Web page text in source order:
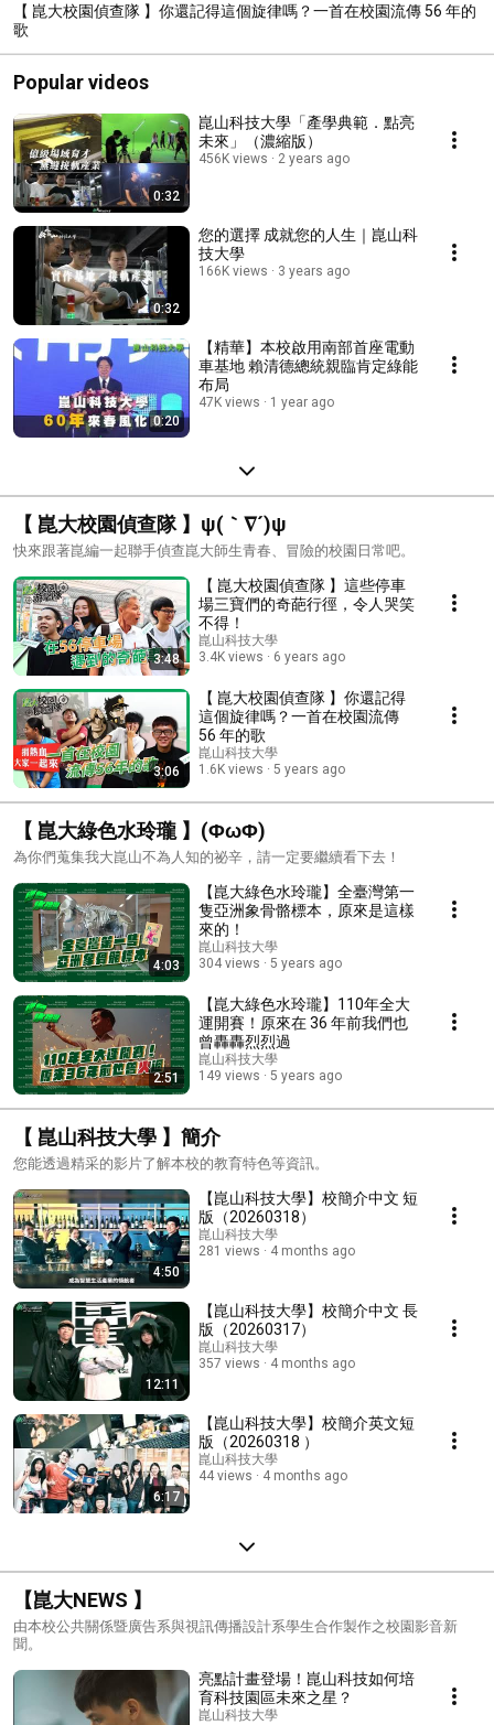
【 崑大校園偵查隊 】你還記得這個旋律嗎？一首在校園流傳 56 年的
歌
Popular videos
0:32
崑山科技大學「產學典範．點亮
未來」（濃縮版）
456K views 2 years ago
0:32
您的選擇 成就您的人生｜崑山科
技大學
166K views 3 years ago
0:20
【精華】本校啟用南部首座電動
車基地 賴清德總統親臨肯定綠能
布局
47K views 1 year ago
【 崑大校園偵查隊 】ψ(｀∇´)ψ
快來跟著崑編一起聯手偵查崑大師生青春、冒險的校園日常吧。
3:48
【 崑大校園偵查隊 】這些停車
場三寶們的奇葩行徑，令人哭笑
不得！
崑山科技大學
3.4K views
6 years ago
3:06
【 崑大校園偵查隊 】你還記得
這個旋律嗎？一首在校園流傳
56 年的歌
崑山科技大學
1.6K views
5 years ago
【 崑大綠色水玲瓏 】(ΦωΦ)
為你們蒐集我大崑山不為人知的祕辛，請一定要繼續看下去！
4:03
【崑大綠色水玲瓏】全臺灣第一
隻亞洲象骨骼標本，原來是這樣
來的！
崑山科技大學
304 views
5 years ago
2:51
【崑大綠色水玲瓏】110年全大
運開賽！原來在 36 年前我們也
曾轟轟烈烈過
崑山科技大學
149 views
5 years ago
【 崑山科技大學 】簡介
您能透過精采的影片了解本校的教育特色等資訊。
4:50
【崑山科技大學】校簡介中文 短
版（20260318）
崑山科技大學
281 views
4 months ago
12:11
【崑山科技大學】校簡介中文 長
版（20260317）
崑山科技大學
357 views
4 months ago
6:17
【崑山科技大學】校簡介英文短
版（20260318 ）
崑山科技大學
44 views
4 months ago
【崑大NEWS 】
由本校公共關係暨廣告系與視訊傳播設計系學生合作製作之校園影音新
聞。
亮點計畫登場！崑山科技如何培
育科技園區未來之星？
崑山科技大學